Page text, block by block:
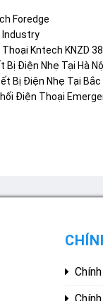
Foredge
Industry
Kntech KNZD 38
Bị Điện Nhẹ Tại Hà
Bị Điện Nhẹ Tại Bắc
Điện Thoại